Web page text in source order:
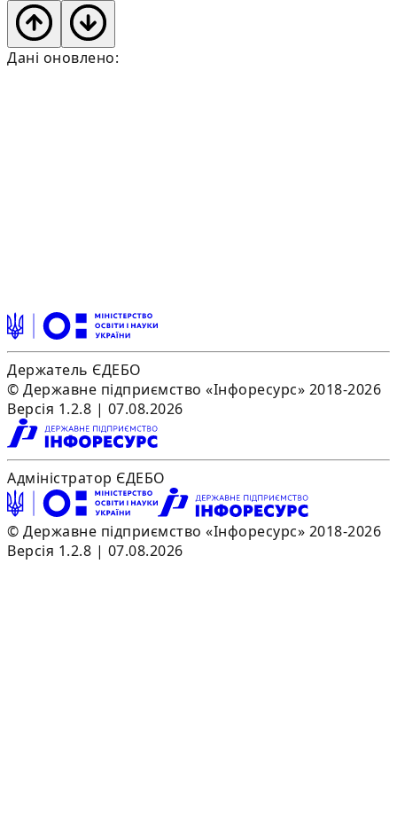
Дані оновлено:
Держатель ЄДЕБО
© Державне підприємство «Інфоресурс» 2018-2026
Версія 1.2.8 | 07.08.2026
Адміністратор ЄДЕБО
© Державне підприємство «Інфоресурс» 2018-2026
Версія 1.2.8 | 07.08.2026